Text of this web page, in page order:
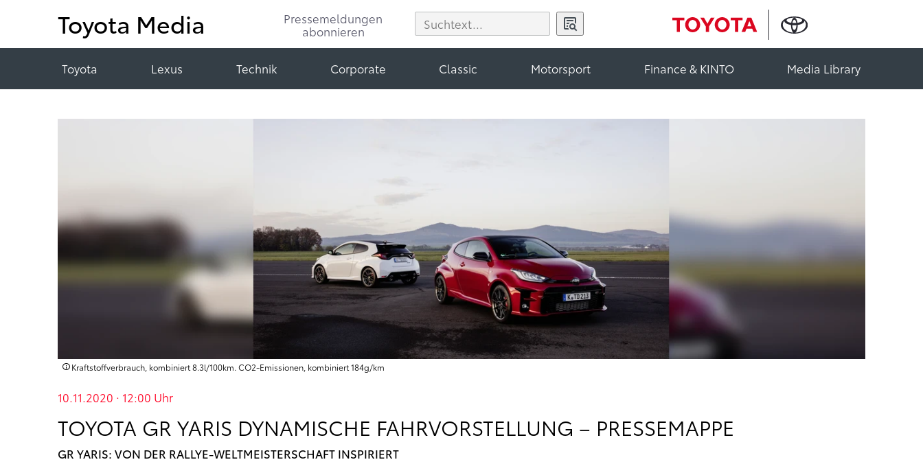
Toyota Media
Pressemeldungen
abonnieren
Toyota Lexus Technik Corporate Classic Motorsport Finance & KINTO Media Library
Kraftstoffverbrauch, kombiniert 8.3l/100km. CO2-Emissionen, kombiniert 184g/km
10.11.2020 · 12:00 Uhr
TOYOTA GR YARIS DYNAMISCHE FAHRVORSTELLUNG – PRESSEMAPPE
GR YARIS: VON DER RALLYE-WELTMEISTERSCHAFT INSPIRIERT